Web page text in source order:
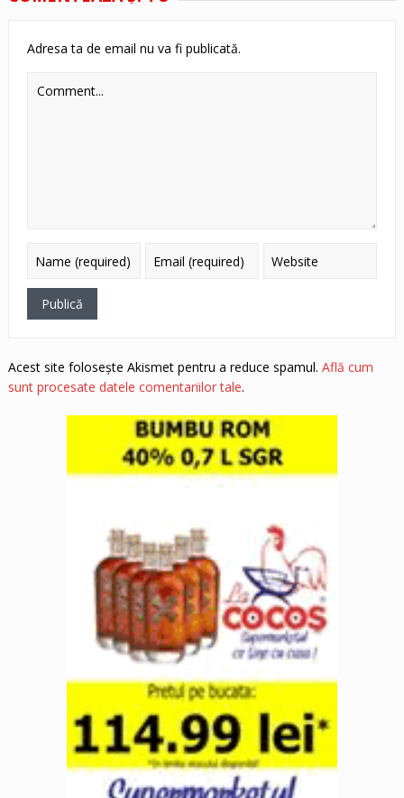
Adresa ta de email nu va fi publicată.
Acest site folosește Akismet pentru a reduce spamul. Află cum
sunt procesate datele comentariilor tale.